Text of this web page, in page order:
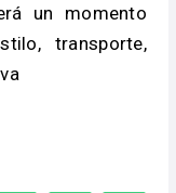
un momento
transporte,